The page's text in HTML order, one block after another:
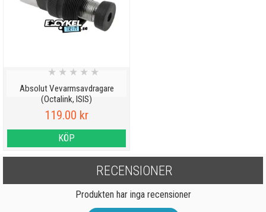
Absolut Vevarmsavdragare
(Octalink, ISIS)
★ ★ ★ ★ ★
119.00 kr
KÖP
RECENSIONER
Produkten har inga recensioner